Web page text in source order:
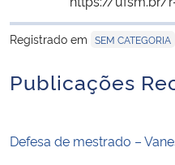
Registrado em SEM CATEGORIA
Publicações
Defesa de mestrado –